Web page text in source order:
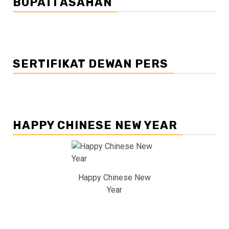
SERTIFIKAT DEWAN PERS
HAPPY CHINESE NEW YEAR
Happy Chinese New
Year